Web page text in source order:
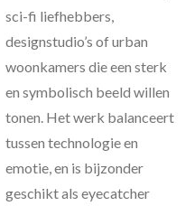
sci-fi liefhebbers,
designstudio’s of urban
woonkamers die een sterk
en symbolisch beeld willen
tonen. Het werk balanceert
tussen technologie en
emotie, en is bijzonder
geschikt als eyecatcher